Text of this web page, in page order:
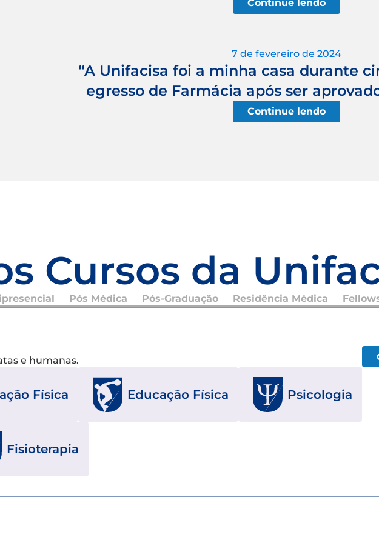
Continue lendo
7 de fevereiro de 2024
“A Unifacisa foi a minha casa durante
egresso de Farmácia após ser
Continue lendo
Cursos da
Pós Médica Pós-Graduação Residência Médica
e humanas.
Física Educação Física Psicologia
Fisioterapia